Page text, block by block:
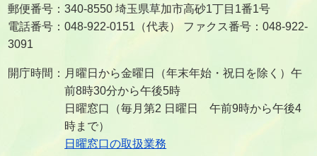
郵便番号：340-8550 埼玉県草加市高砂1丁目1番1号
電話番号：048-922-0151（代表） ファクス番号：048-922-
3091
開庁時間：月曜日から金曜日（年末年始・祝日を除く）午
前8時30分から午後5時
日曜窓口（毎月第2 日曜日 午前9時から午後4
時まで）
日曜窓口の取扱業務